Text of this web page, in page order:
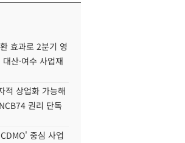
효과로 2분기 영
산·여수 사업재
적 상업화 가능해
권리 단독
중심 사업